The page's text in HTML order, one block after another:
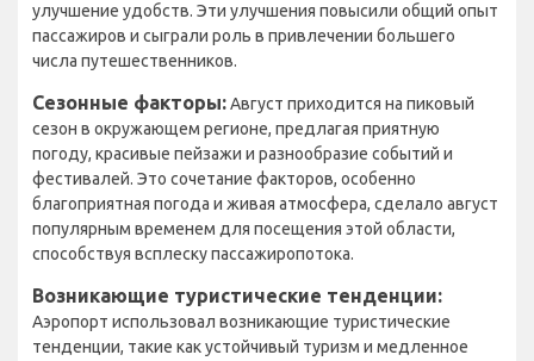
улучшение удобств. Эти улучшения повысили общий опыт
пассажиров и сыграли роль в привлечении большего
числа путешественников.
Сезонные факторы:Август приходится на пиковый
сезон в окружающем регионе, предлагая приятную
погоду, красивые пейзажи и разнообразие событий и
фестивалей. Это сочетание факторов, особенно
благоприятная погода и живая атмосфера, сделало август
популярным временем для посещения этой области,
способствуя всплеску пассажиропотока.
Возникающие туристические тенденции:
Аэропорт использовал возникающие туристические
тенденции, такие как устойчивый туризм и медленное